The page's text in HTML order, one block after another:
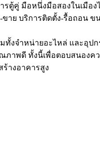
รตู้คู่ มือหนึ่งมือสองในเมือง
ขาย บริการติดตั้ง-รื้อถอน ข
ทั้งจำหน่ายอะไหล่ และอุป
ภาพดี ทั้งนี้เพื่อตอบสนองค
างอาคารสูง